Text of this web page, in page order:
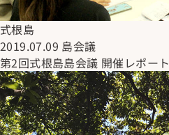
式根島
2019.07.09 島会議
第2回式根島島会議 開催レポート